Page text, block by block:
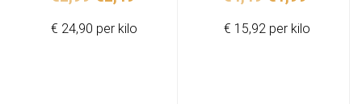
was: is:
€ 24,90 per kilo
was: is:
€ 15,92 per kilo